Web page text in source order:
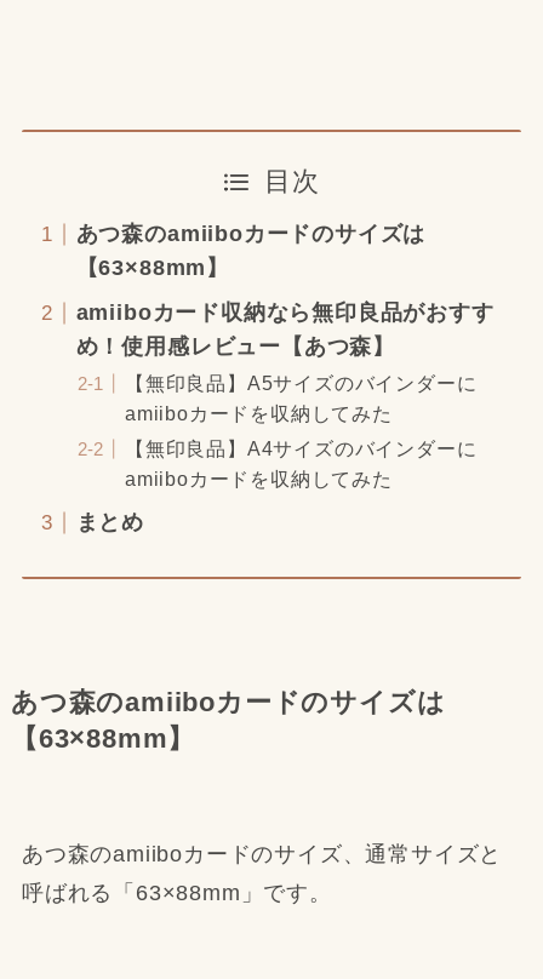
目次
あつ森のamiiboカードのサイズは
【63×88mm】
amiiboカード収納なら無印良品がおすす
め！使用感レビュー【あつ森】
【無印良品】A5サイズのバインダーに
amiiboカードを収納してみた
【無印良品】A4サイズのバインダーに
amiiboカードを収納してみた
まとめ
あつ森のamiiboカードのサイズは
【63×88mm】
あつ森のamiiboカードのサイズ、通常サイズと
呼ばれる「63×88mm」です。